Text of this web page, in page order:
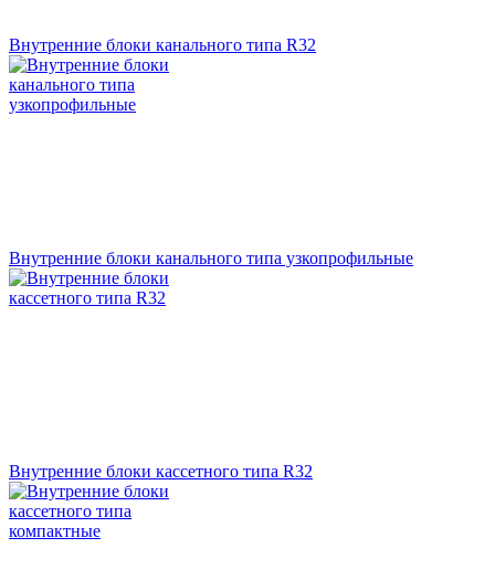
Внутренние блоки канального типа R32
Внутренние блоки канального типа узкопрофильные
Внутренние блоки кассетного типа R32